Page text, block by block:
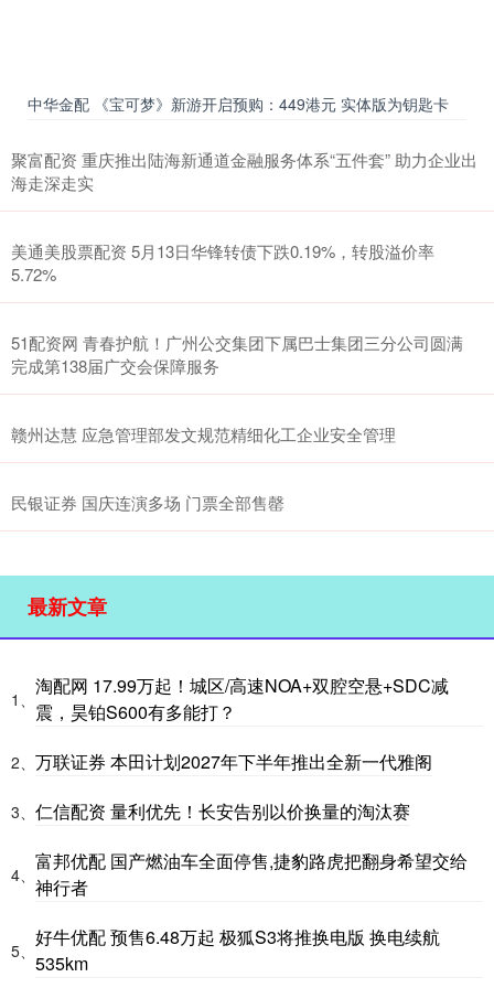
中华金配 《宝可梦》新游开启预购：449港元 实体版为钥匙卡
聚富配资 重庆推出陆海新通道金融服务体系“五件套” 助力企业出
海走深走实
美通美股票配资 5月13日华锋转债下跌0.19%，转股溢价率
5.72%
51配资网 青春护航！广州公交集团下属巴士集团三分公司圆满
完成第138届广交会保障服务
赣州达慧 应急管理部发文规范精细化工企业安全管理
民银证券 国庆连演多场 门票全部售罄
最新文章
1、
淘配网 17.99万起！城区/高速NOA+双腔空悬+SDC减
震，昊铂S600有多能打？
2、 万联证券 本田计划2027年下半年推出全新一代雅阁
3、 仁信配资 量利优先！长安告别以价换量的淘汰赛
4、
富邦优配 国产燃油车全面停售,捷豹路虎把翻身希望交给
神行者
5、
好牛优配 预售6.48万起 极狐S3将推换电版 换电续航
535km